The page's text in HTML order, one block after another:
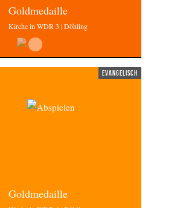
Goldmedaille
Kirche in WDR 3 | Döhling
evangelisch
Goldmedaille